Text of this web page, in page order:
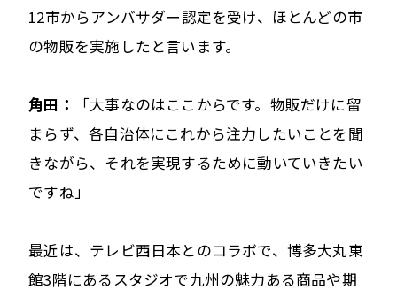
12市からアンバサダー認定を受け、ほとんどの市
の物販を実施したと言います。
角田：
「大事なのはここからです。物販だけに留
まらず、各自治体にこれから注力したいことを聞
きながら、それを実現するために動いていきたい
ですね」
最近は、テレビ西日本とのコラボで、博多大丸東
館3階にあるスタジオで九州の魅力ある商品や期